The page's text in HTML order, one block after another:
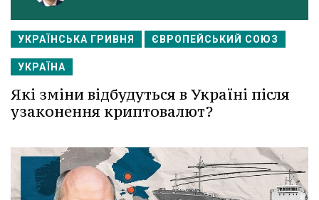
УКРАЇНСЬКА ГРИВНЯ ЄВРОПЕЙСЬКИЙ СОЮЗ
УКРАЇНА
Які зміни відбудуться в Україні після
узаконення криптовалют?